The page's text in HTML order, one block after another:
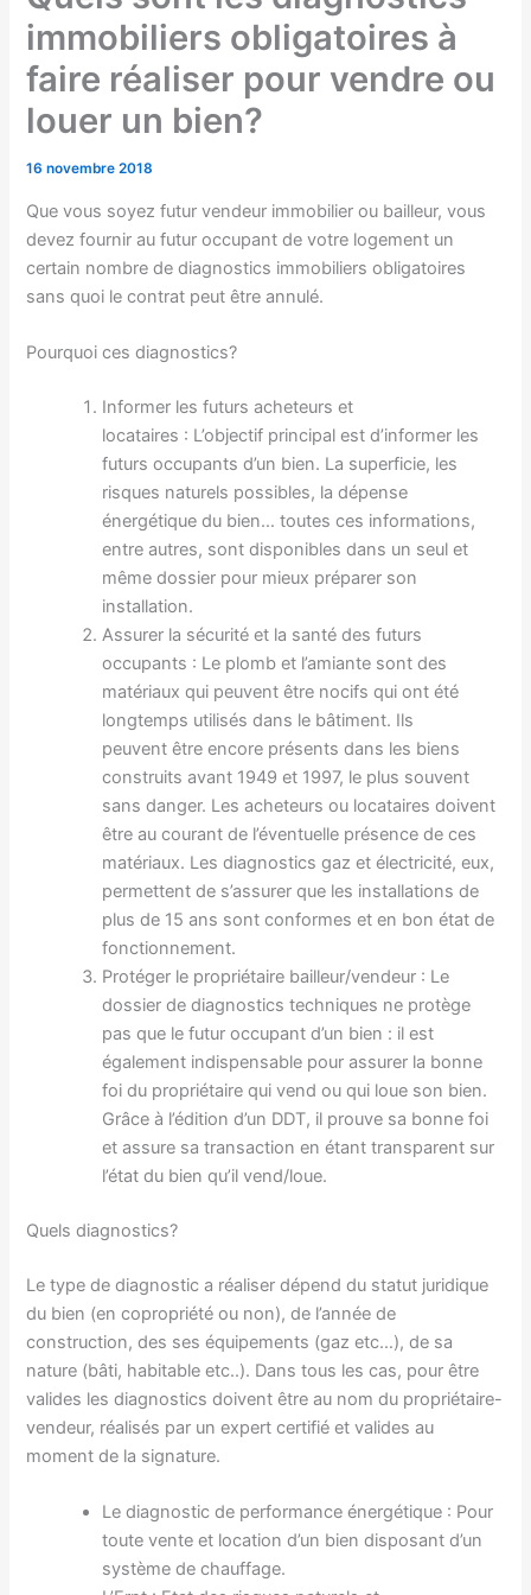
immobiliers obligatoires à
faire réaliser pour vendre ou
louer un bien?
16 novembre 2018
Que vous soyez futur vendeur immobilier ou bailleur, vous
devez fournir au futur occupant de votre logement un
certain nombre de diagnostics immobiliers obligatoires
sans quoi le contrat peut être annulé.
Pourquoi ces diagnostics?
Informer les futurs acheteurs et
locataires : L’objectif principal est d’informer les
futurs occupants d’un bien. La superficie, les
risques naturels possibles, la dépense
énergétique du bien… toutes ces informations,
entre autres, sont disponibles dans un seul et
même dossier pour mieux préparer son
installation.
Assurer la sécurité et la santé des futurs
occupants : Le plomb et l’amiante sont des
matériaux qui peuvent être nocifs qui ont été
longtemps utilisés dans le bâtiment. Ils
peuvent être encore présents dans les biens
construits avant 1949 et 1997, le plus souvent
sans danger. Les acheteurs ou locataires doivent
être au courant de l’éventuelle présence de ces
matériaux. Les diagnostics gaz et électricité, eux,
permettent de s’assurer que les installations de
plus de 15 ans sont conformes et en bon état de
fonctionnement.
Protéger le propriétaire bailleur/vendeur : Le
dossier de diagnostics techniques ne protège
pas que le futur occupant d’un bien : il est
également indispensable pour assurer la bonne
foi du propriétaire qui vend ou qui loue son bien.
Grâce à l’édition d’un DDT, il prouve sa bonne foi
et assure sa transaction en étant transparent sur
l’état du bien qu’il vend/loue.
Quels diagnostics?
Le type de diagnostic a réaliser dépend du statut juridique
du bien (en copropriété ou non), de l’année de
construction, des ses équipements (gaz etc…), de sa
nature (bâti, habitable etc..). Dans tous les cas, pour être
valides les diagnostics doivent être au nom du propriétaire-
vendeur, réalisés par un expert certifié et valides au
moment de la signature.
Le diagnostic de performance énergétique : Pour
toute vente et location d’un bien disposant d’un
système de chauffage.